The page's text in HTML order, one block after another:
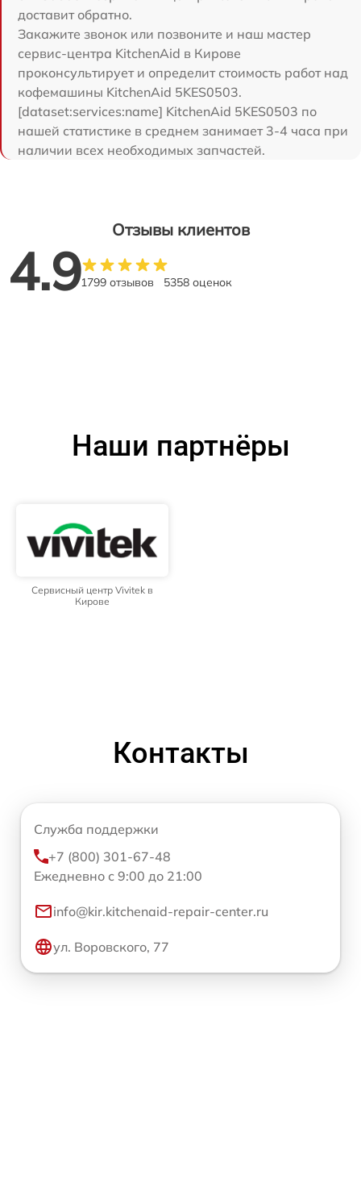
доставит обратно.
Закажите звонок или позвоните и наш мастер
сервис-центра KitchenAid в Кирове
проконсультирует и определит стоимость работ над
кофемашины KitchenAid 5KES0503.
[dataset:services:name] KitchenAid 5KES0503 по
нашей статистике в среднем занимает 3-4 часа при
наличии всех необходимых запчастей.
Отзывы клиентов
4.91799 отзывов 5358 оценок
Наши партнёры
Сервисный центр Vivitek в
Кирове
Контакты
Служба поддержки
+7 (800) 301-67-48
Ежедневно с 9:00 до 21:00
info@kir.kitchenaid-repair-center.ru
ул. Воровского, 77